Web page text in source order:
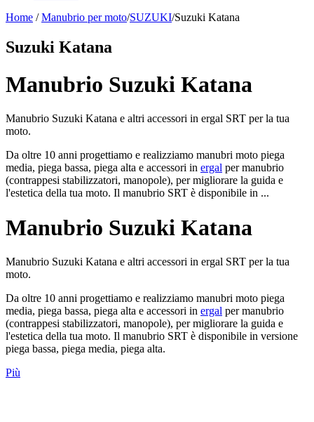
Home / Manubrio per moto/SUZUKI/Suzuki Katana
Suzuki Katana
Manubrio Suzuki Katana
Manubrio Suzuki Katana e altri accessori in ergal SRT per la tua
moto.
Da oltre 10 anni progettiamo e realizziamo manubri moto piega
media, piega bassa, piega alta e accessori in ergal per manubrio
(contrappesi stabilizzatori, manopole), per migliorare la guida e
l'estetica della tua moto. Il manubrio SRT è disponibile in ...
Manubrio Suzuki Katana
Manubrio Suzuki Katana e altri accessori in ergal SRT per la tua
moto.
Da oltre 10 anni progettiamo e realizziamo manubri moto piega
media, piega bassa, piega alta e accessori in ergal per manubrio
(contrappesi stabilizzatori, manopole), per migliorare la guida e
l'estetica della tua moto. Il manubrio SRT è disponibile in versione
piega bassa, piega media, piega alta.
Più